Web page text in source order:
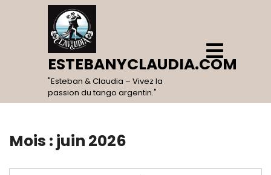
ESTEBANYCLAUDIA.COM
"Esteban & Claudia – Vivez la
passion du tango argentin."
Open
Menu
Mois : juin 2026